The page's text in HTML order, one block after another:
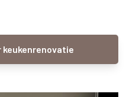
keukenrenovatie